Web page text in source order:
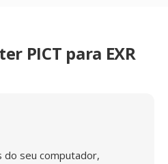
PICT para EXR
do seu computador,